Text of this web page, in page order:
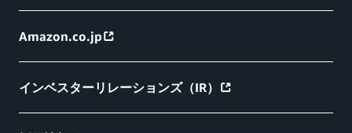
Amazon.co.jp
インベスターリレーションズ（IR）